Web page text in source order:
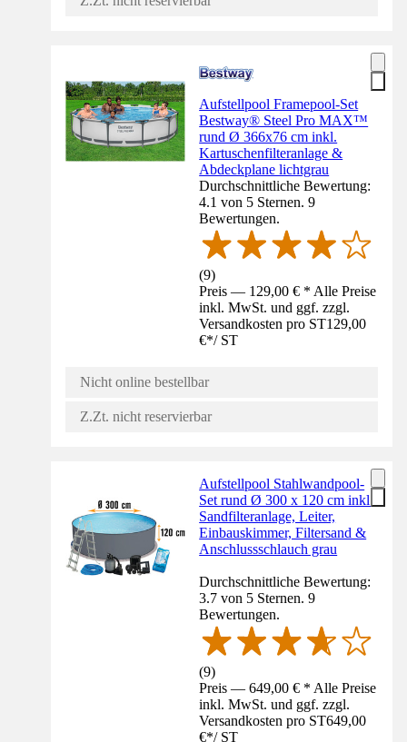
Aufstellpool Framepool-Set
Bestway® Steel Pro MAX™
rund Ø 366x76 cm inkl.
Kartuschenfilteranlage &
Abdeckplane lichtgrau
Durchschnittliche Bewertung:
4.1 von 5 Sternen. 9
Bewertungen.
(9)
Preis — 129,00 € * Alle Preise
inkl. MwSt. und ggf. zzgl.
Versandkosten pro ST129,00
€*/ ST
Nicht online bestellbar
Z.Zt. nicht reservierbar
Aufstellpool Stahlwandpool-
Set rund Ø 300 x 120 cm inkl.
Sandfilteranlage, Leiter,
Einbauskimmer, Filtersand &
Anschlussschlauch grau
Durchschnittliche Bewertung:
3.7 von 5 Sternen. 9
Bewertungen.
(9)
Preis — 649,00 € * Alle Preise
inkl. MwSt. und ggf. zzgl.
Versandkosten pro ST649,00
€*/ ST